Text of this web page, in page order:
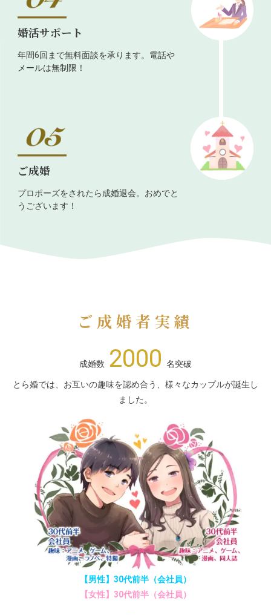
婚活サポート
年間6回まで無料面談を承ります。電話や
メールは無制限！
ご成婚
プロポーズをされたら成婚退会。おめでと
うございます！
ご成婚者実績
成婚数 2000 名突破
とら婚では、お互いの趣味を認め合う、様々なカップルが誕生し
ました。
【男性】30代前半（会社員）
【女性】30代前半（会社員）